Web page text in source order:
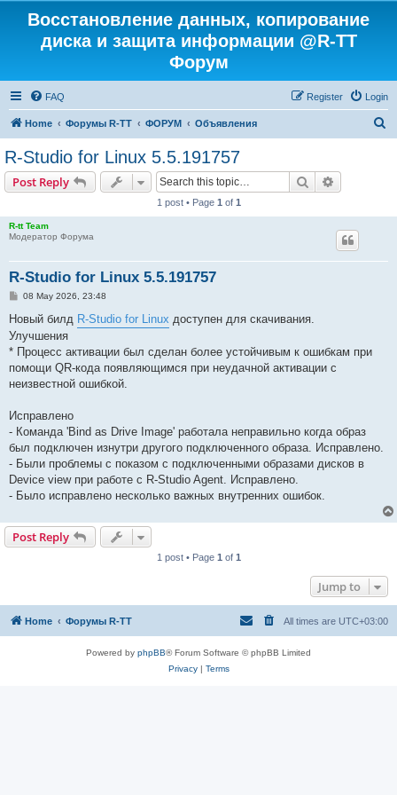
Восстановление данных, копирование
диска и защита информации @R-TT
Форум
FAQ Login
Register
Home Форумы R-TT ФОРУМ Объявления
R-Studio for Linux 5.5.191757
Post Reply Search
1 post • Page 1 of 1
R-tt Team
Модератор Форума
R-Studio for Linux 5.5.191757
P
s
08 May 2026, 23:48
Новый билд R-Studio for Linux доступен для скачивания.
Улучшения
* Процесс активации был сделан более устойчивым к ошибкам при
помощи QR-кода появляющимся при неудачной активации с
неизвестной ошибкой.
Исправлено
- Команда 'Bind as Drive Image' работала неправильно когда образ
был подключен изнутри другого подключенного образа. Исправлено.
- Были проблемы с показом с подключенными образами дисков в
Device view при работе с R-Studio Agent. Исправлено.
- Было исправлено несколько важных внутренних ошибок.
Post Reply
1 post • Page 1 of 1
Jump to
Home Форумы R-TT All times are UTC+03:00
Powered by phpBB® Forum Software © phpBB Limited
Privacy| Terms